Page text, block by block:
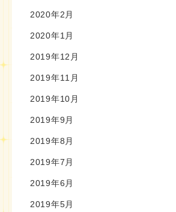
2020年2月
2020年1月
2019年12月
2019年11月
2019年10月
2019年9月
2019年8月
2019年7月
2019年6月
2019年5月